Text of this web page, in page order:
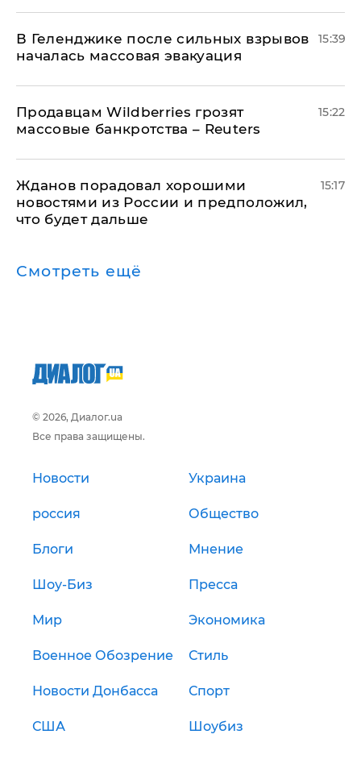
В Геленджике после сильных взрывов
началась массовая эвакуация
15:39
Продавцам Wildberries грозят
массовые банкротства – Reuters
15:22
Жданов порадовал хорошими
новостями из России и предположил,
что будет дальше
15:17
Смотреть ещё
© 2026, Диалог.ua
Все права защищены.
Новости Украина
россия Общество
Блоги Мнение
Шоу-Биз Пресса
Мир Экономика
Военное Обозрение Стиль
Новости Донбасса Спорт
США Шоубиз